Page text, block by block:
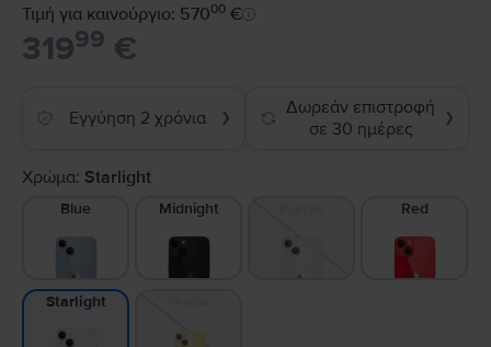
Τιμή για καινούργιο: 57000 €
31999 €
Εγγύηση 2 χρόνια ❯
Δωρεάν επιστροφή
σε 30 ημέρες
❯
Χρώμα: Starlight
Blue Midnight Red
Starlight